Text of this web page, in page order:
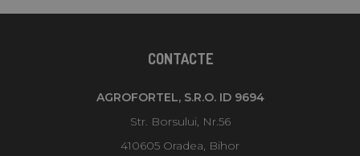
CONTACTE
AGROFORTEL, S.R.O. ID 9694
Str. Borsului, Nr.56
410605 Oradea, Bihor